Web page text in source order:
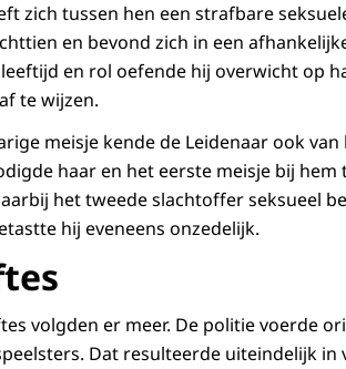
zich tussen hen een strafbare
en bevond zich in een
en rol oefende hij overwicht op
te wijzen.
meisje kende de Leidenaar ook van
haar en het eerste meisje bij hem
het tweede slachtoffer seksueel
hij eveneens onzedelijk.
volgden er meer. De politie voerde
Dat resulteerde uiteindelijk in